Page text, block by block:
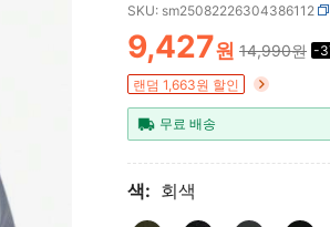
SKU: sm25082226304386112
PRICE AND
9,427원 14,990원 -
랜덤 1,663원 할인
무료 배송
색: 회색